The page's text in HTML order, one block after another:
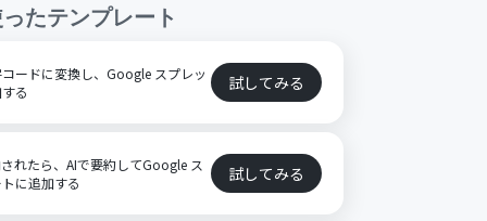
たテンプレート
ードに変換し、Google スプレッ
る
試してみる
れたら、AIで要約してGoogle ス
に追加する
試してみる